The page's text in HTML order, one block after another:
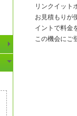
リンクイット
お見積もりが
イントで料金
この機会にご